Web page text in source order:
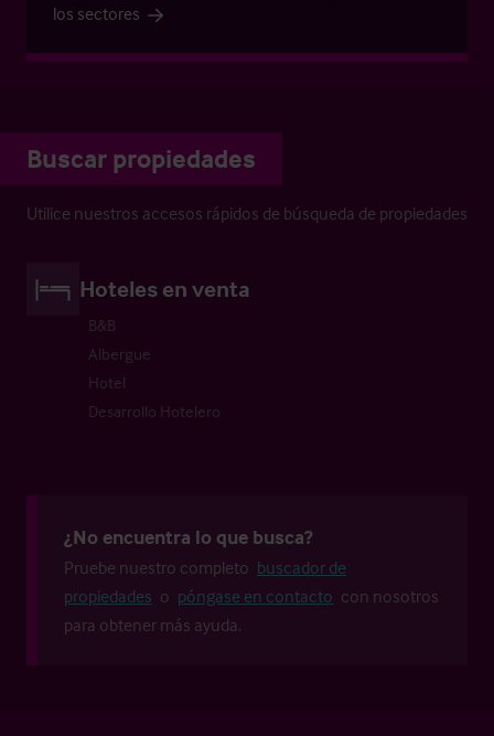
los sectores
Buscar propiedades
Utilice nuestros accesos rápidos de búsqueda de propiedades
Hoteles en venta
B&B
Albergue
Hotel
Desarrollo Hotelero
¿No encuentra lo que busca?
Pruebe nuestro completo buscador de
propiedades o póngase en contacto con nosotros
para obtener más ayuda.